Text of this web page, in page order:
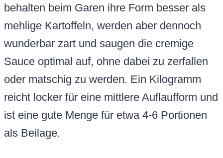
behalten beim Garen ihre Form besser als
mehlige Kartoffeln, werden aber dennoch
wunderbar zart und saugen die cremige
Sauce optimal auf, ohne dabei zu zerfallen
oder matschig zu werden. Ein Kilogramm
reicht locker für eine mittlere Auflaufform und
ist eine gute Menge für etwa 4-6 Portionen
als Beilage.